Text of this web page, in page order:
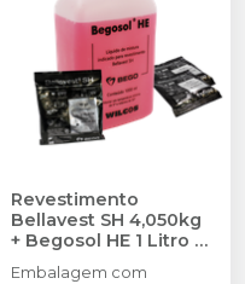
Revestimento
Bellavest SH 4,050kg
+ Begosol HE 1 Litro -
BEGO
Embalagem com